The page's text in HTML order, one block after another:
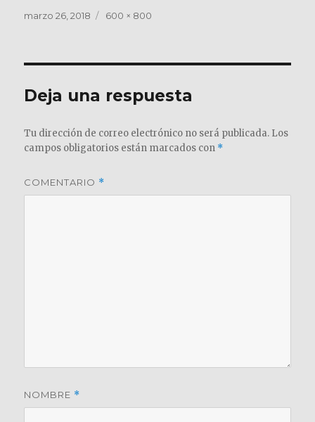
Publicado
marzo 26, 2018
Tamaño
600 × 800
Deja una respuesta
Tu dirección de correo electrónico no será publicada. Los
campos obligatorios están marcados con *
COMENTARIO *
NOMBRE *